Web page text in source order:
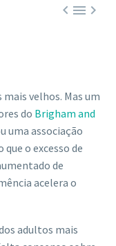

velhos. Mas um
do Brigham and
uma associação
o excesso de
de
acelera o
adultos mais